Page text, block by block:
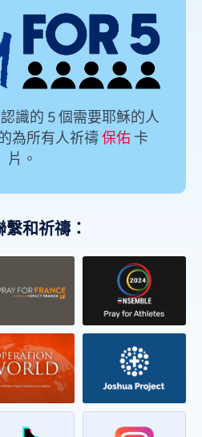
識的 5 個需要耶穌的人
為所有人祈禱保佑 卡
片。
繫和祈禱：